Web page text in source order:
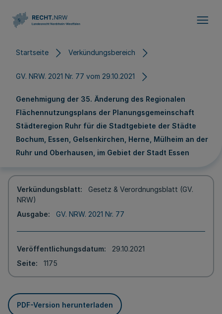
Startseite Verkündungsbereich
GV. NRW. 2021 Nr. 77 vom 29.10.2021
Genehmigung der 35. Änderung des Regionalen
Flächennutzungsplans der Planungsgemeinschaft
Städteregion Ruhr für die Stadtgebiete der Städte
Bochum, Essen, Gelsenkirchen, Herne, Mülheim an der
Ruhr und Oberhausen, im Gebiet der Stadt Essen
Verkündungsblatt
Gesetz & Verordnungsblatt (GV.
NRW)
Ausgabe
GV. NRW. 2021 Nr. 77
Veröffentlichungsdatum
29.10.2021
Seite
1175
PDF-Version herunterladen